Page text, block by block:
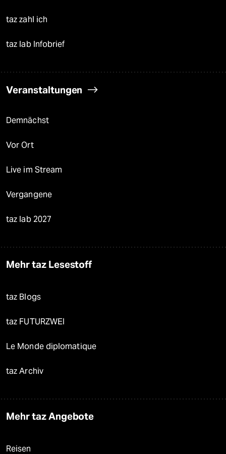
taz zahl ich
taz lab Infobrief
Veranstaltungen
Demnächst
Vor Ort
Live im Stream
Vergangene
taz lab 2027
Mehr taz Lesestoff
taz Blogs
taz FUTURZWEI
Le Monde diplomatique
taz Archiv
Mehr taz Angebote
Reisen